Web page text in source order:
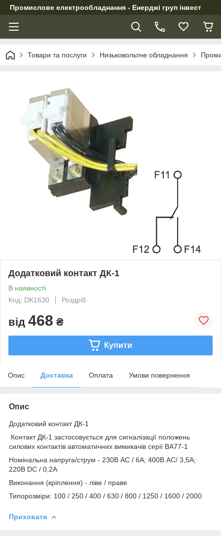
Промислове електрообладнання - Енерджі груп інвест
Товари та послуги Низьковольтне обладнання
Додатковий контакт ДК-1
В наявності
Код: DK1630
Роздріб
від 468 ₴
Купити
Опис Доставка Оплата Умови повернення
Опис
Додатковий контакт ДК-1
Контакт ДК-1 застосовується для сигналізації положень
силових контактів автоматичних вимикачів серії ВА77-1
Номінальна напруга/струм - 230В АС / 6А; 400В АС/ 3,5А;
220В DC / 0,2А
Виконання (кріплення) - ліве / праве
Типорозміри: 100 / 250 / 400 / 630 / 800 / 1250 / 1600 / 2000
Приховати